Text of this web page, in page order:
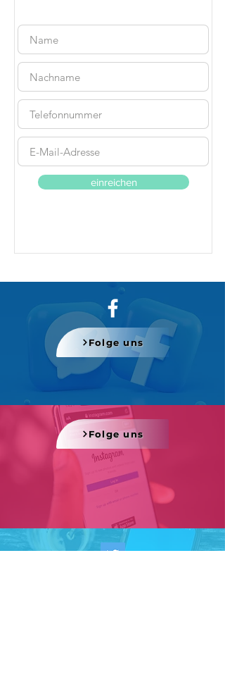
einreichen
Folge uns
Folge uns